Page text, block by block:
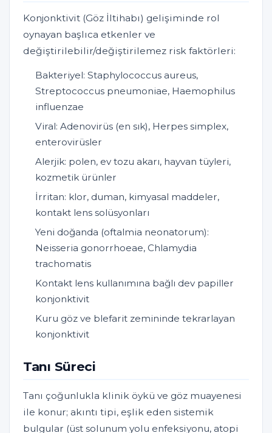
Konjonktivit (Göz İltihabı) gelişiminde rol
oynayan başlıca etkenler ve
değiştirilebilir/değiştirilemez risk faktörleri:
Bakteriyel: Staphylococcus aureus,
Streptococcus pneumoniae, Haemophilus
influenzae
Viral: Adenovirüs (en sık), Herpes simplex,
enterovirüsler
Alerjik: polen, ev tozu akarı, hayvan tüyleri,
kozmetik ürünler
İrritan: klor, duman, kimyasal maddeler,
kontakt lens solüsyonları
Yeni doğanda (oftalmia neonatorum):
Neisseria gonorrhoeae, Chlamydia
trachomatis
Kontakt lens kullanımına bağlı dev papiller
konjonktivit
Kuru göz ve blefarit zemininde tekrarlayan
konjonktivit
Tanı Süreci
Tanı çoğunlukla klinik öykü ve göz muayenesi
ile konur; akıntı tipi, eşlik eden sistemik
bulgular (üst solunum yolu enfeksiyonu, atopi